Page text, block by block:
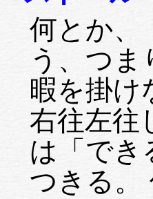
何とか、
う、つま
暇を掛け
右往左往
は「でき
つきる。